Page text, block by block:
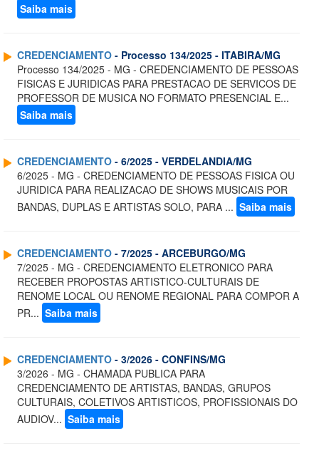
Saiba mais
CREDENCIAMENTO - Processo 134/2025 - ITABIRA/MG
Processo 134/2025 - MG - CREDENCIAMENTO DE PESSOAS
FISICAS E JURIDICAS PARA PRESTACAO DE SERVICOS DE
PROFESSOR DE MUSICA NO FORMATO PRESENCIAL E...
Saiba mais
CREDENCIAMENTO - 6/2025 - VERDELANDIA/MG
6/2025 - MG - CREDENCIAMENTO DE PESSOAS FISICA OU
JURIDICA PARA REALIZACAO DE SHOWS MUSICAIS POR
BANDAS, DUPLAS E ARTISTAS SOLO, PARA ... Saiba mais
CREDENCIAMENTO - 7/2025 - ARCEBURGO/MG
7/2025 - MG - CREDENCIAMENTO ELETRONICO PARA
RECEBER PROPOSTAS ARTISTICO-CULTURAIS DE
RENOME LOCAL OU RENOME REGIONAL PARA COMPOR A
PR... Saiba mais
CREDENCIAMENTO - 3/2026 - CONFINS/MG
3/2026 - MG - CHAMADA PUBLICA PARA
CREDENCIAMENTO DE ARTISTAS, BANDAS, GRUPOS
CULTURAIS, COLETIVOS ARTISTICOS, PROFISSIONAIS DO
AUDIOV... Saiba mais